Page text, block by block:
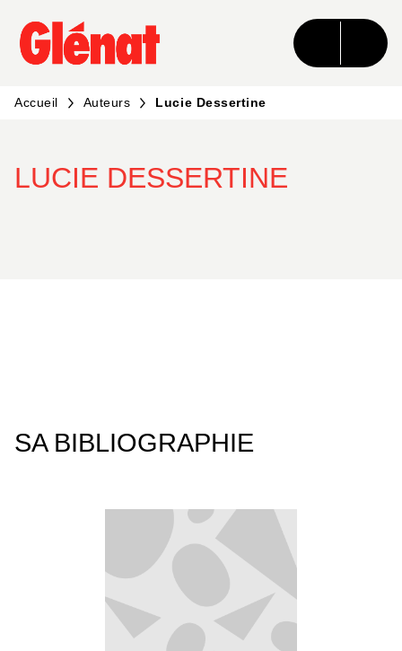
MENU RECHERCHE CONTENU
PIED DE PAGE
Accueil Auteurs Lucie Dessertine
LUCIE DESSERTINE
SA BIBLIOGRAPHIE